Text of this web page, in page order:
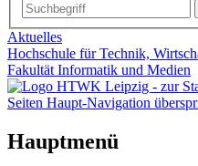
Aktuelles
Hochschule für Technik,
Fakultät Informatik und Medien
Seiten Haupt-Navigation
Hauptmenü